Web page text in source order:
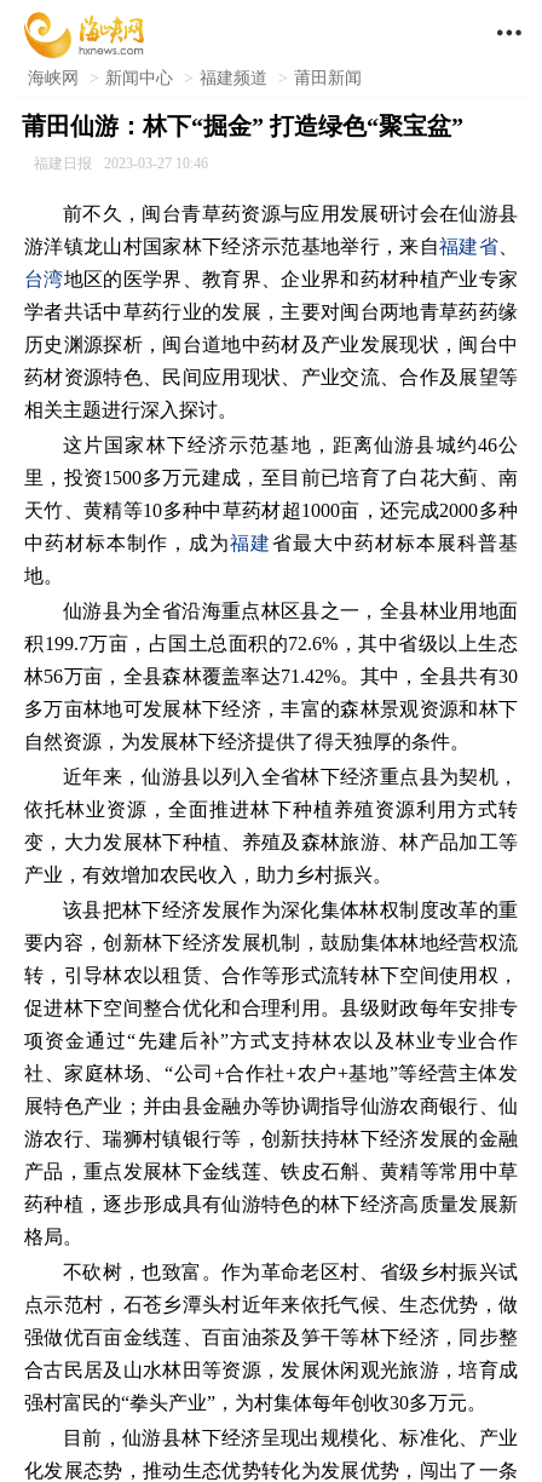

海峡网 > 新闻中心 > 福建频道 > 莆田新闻
莆田仙游：林下“掘金” 打造绿色“聚宝盆”
福建日报 2023-03-27 10:46
前不久，闽台青草药资源与应用发展研讨会在仙游县
游洋镇龙山村国家林下经济示范基地举行，来自福建省
台湾地区的医学界、教育界、企业界和药材种植产业专家
学者共话中草药行业的发展，主要对闽台两地青草药药缘
历史渊源探析，闽台道地中药材及产业发展现状，闽台中
药材资源特色、民间应用现状、产业交流、合作及展望等
相关主题进行深入探讨。
这片国家林下经济示范基地，距离仙游县城约46公
里，投资1500多万元建成，至目前已培育了白花大蓟、南
天竹、黄精等10多种中草药材超1000亩，还完成2000多种
中药材标本制作，成为福建省最大中药材标本展科普基
地。
仙游县为全省沿海重点林区县之一，全县林业用地面
积199.7万亩，占国土总面积的72.6%，其中省级以上生态
林56万亩，全县森林覆盖率达71.42%。其中，全县共有30
多万亩林地可发展林下经济，丰富的森林景观资源和林下
自然资源，为发展林下经济提供了得天独厚的条件。
近年来，仙游县以列入全省林下经济重点县为契机，
依托林业资源，全面推进林下种植养殖资源利用方式转
变，大力发展林下种植、养殖及森林旅游、林产品加工等
产业，有效增加农民收入，助力乡村振兴。
该县把林下经济发展作为深化集体林权制度改革的重
要内容，创新林下经济发展机制，鼓励集体林地经营权流
转，引导林农以租赁、合作等形式流转林下空间使用权，
促进林下空间整合优化和合理利用。县级财政每年安排专
项资金通过“先建后补”方式支持林农以及林业专业合作
社、家庭林场、“公司+合作社+农户+基地”等经营主体发
展特色产业；并由县金融办等协调指导仙游农商银行、仙
游农行、瑞狮村镇银行等，创新扶持林下经济发展的金融
产品，重点发展林下金线莲、铁皮石斛、黄精等常用中草
药种植，逐步形成具有仙游特色的林下经济高质量发展新
格局。
不砍树，也致富。作为革命老区村、省级乡村振兴试
点示范村，石苍乡潭头村近年来依托气候、生态优势，做
强做优百亩金线莲、百亩油茶及笋干等林下经济，同步整
合古民居及山水林田等资源，发展休闲观光旅游，培育成
强村富民的“拳头产业”，为村集体每年创收30多万元。
目前，仙游县林下经济呈现出规模化、标准化、产业
化发展态势，推动生态优势转化为发展优势，闯出了一条